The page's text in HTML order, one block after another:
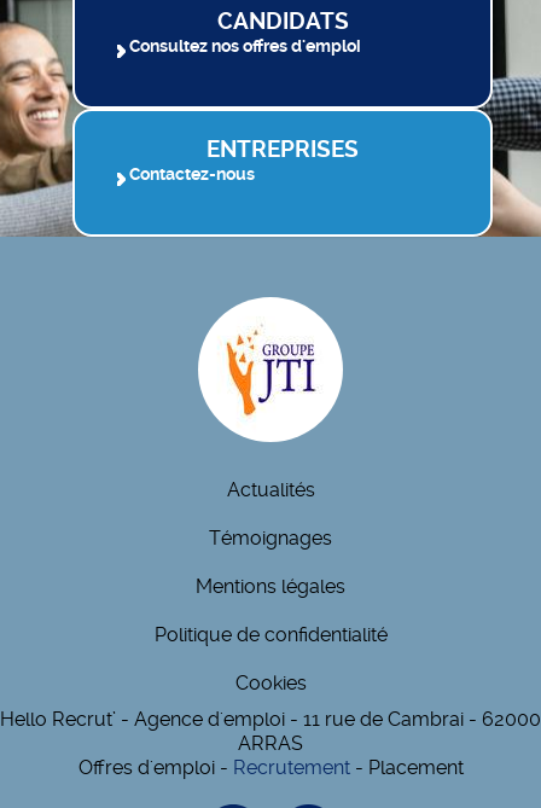
CANDIDATS
Consultez nos offres d'emploi
ENTREPRISES
Contactez-nous
Actualités
Témoignages
Mentions légales
Politique de confidentialité
Cookies
Hello Recrut’ - Agence d'emploi - 11 rue de Cambrai - 62000
ARRAS
Offres d'emploi - Recrutement- Placement